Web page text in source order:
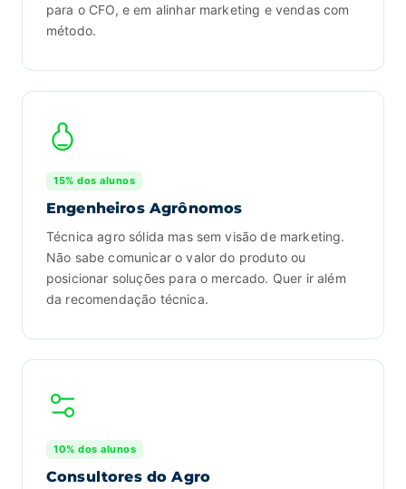
para o CFO, e em alinhar marketing e vendas com
método.
15% dos alunos
Engenheiros Agrônomos
Técnica agro sólida mas sem visão de marketing.
Não sabe comunicar o valor do produto ou
posicionar soluções para o mercado. Quer ir além
da recomendação técnica.
10% dos alunos
Consultores do Agro